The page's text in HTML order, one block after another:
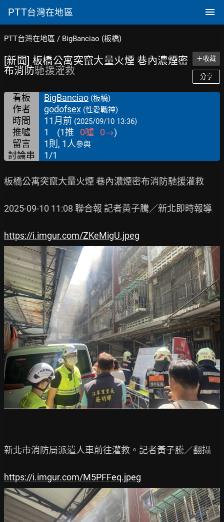
PTT台灣在地區
PTT台灣在地區 / BigBanciao (板橋)
[新聞] 板橋公寓突竄大量火煙 巷內濃煙密
布消防馳援灌救
＋收藏
分享
看板 BigBanciao (板橋)
作者 godofsex (性愛戰神)
時間 11月前 (2025/09/10 13:36)
推噓 1 (1推 0噓 0→)
留言
1則, 1人參與
討論串 1/1
板橋公寓突竄大量火煙 巷內濃煙密布消防馳援灌救
2025-09-10 11:08 聯合報 記者黃子騰／新北即時報導
https://i.imgur.com/ZKeMigU.jpeg
新北市消防局派遣人車前往灌救。記者黃子騰／翻攝
https://i.imgur.com/M5PFFeq.jpeg